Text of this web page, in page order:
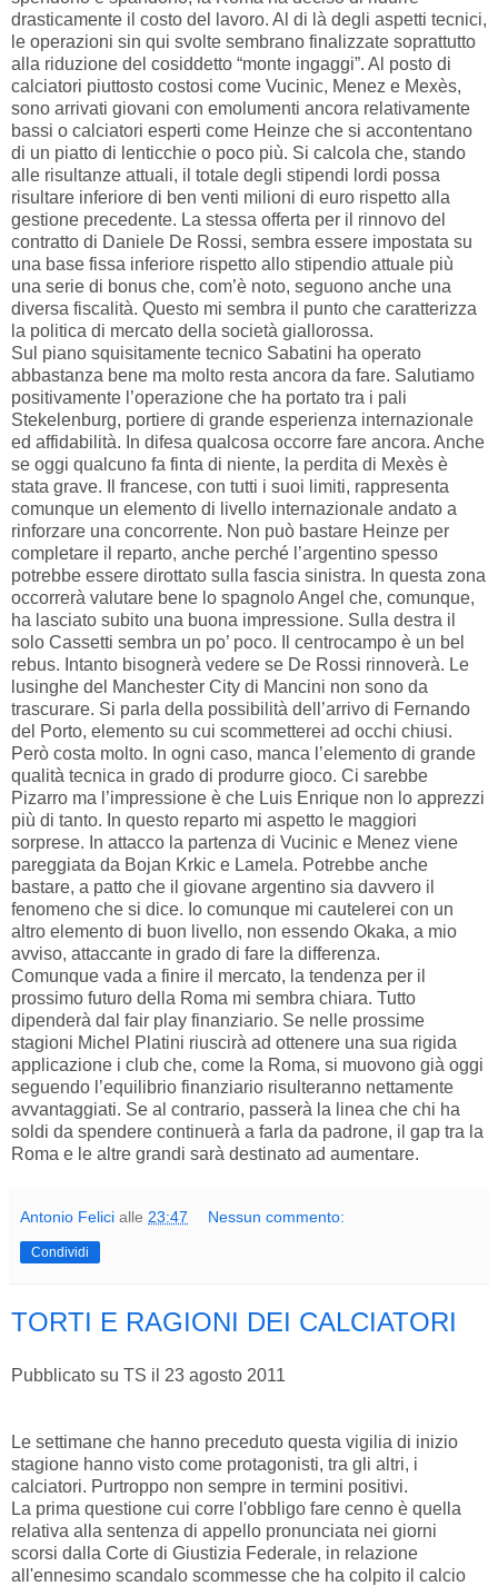
drasticamente il costo del lavoro. Al di là degli aspetti tecnici,
le operazioni sin qui svolte sembrano finalizzate soprattutto
alla riduzione del cosiddetto “monte ingaggi”. Al posto di
calciatori piuttosto costosi come Vucinic, Menez e Mexès,
sono arrivati giovani con emolumenti ancora relativamente
bassi o calciatori esperti come Heinze che si accontentano
di un piatto di lenticchie o poco più. Si calcola che, stando
alle risultanze attuali, il totale degli stipendi lordi possa
risultare inferiore di ben venti milioni di euro rispetto alla
gestione precedente. La stessa offerta per il rinnovo del
contratto di Daniele De Rossi, sembra essere impostata su
una base fissa inferiore rispetto allo stipendio attuale più
una serie di bonus che, com’è noto, seguono anche una
diversa fiscalità. Questo mi sembra il punto che caratterizza
la politica di mercato della società giallorossa.
Sul piano squisitamente tecnico Sabatini ha operato
abbastanza bene ma molto resta ancora da fare. Salutiamo
positivamente l’operazione che ha portato tra i pali
Stekelenburg, portiere di grande esperienza internazionale
ed affidabilità. In difesa qualcosa occorre fare ancora. Anche
se oggi qualcuno fa finta di niente, la perdita di Mexès è
stata grave. Il francese, con tutti i suoi limiti, rappresenta
comunque un elemento di livello internazionale andato a
rinforzare una concorrente. Non può bastare Heinze per
completare il reparto, anche perché l’argentino spesso
potrebbe essere dirottato sulla fascia sinistra. In questa zona
occorrerà valutare bene lo spagnolo Angel che, comunque,
ha lasciato subito una buona impressione. Sulla destra il
solo Cassetti sembra un po’ poco. Il centrocampo è un bel
rebus. Intanto bisognerà vedere se De Rossi rinnoverà. Le
lusinghe del Manchester City di Mancini non sono da
trascurare. Si parla della possibilità dell’arrivo di Fernando
del Porto, elemento su cui scommetterei ad occhi chiusi.
Però costa molto. In ogni caso, manca l’elemento di grande
qualità tecnica in grado di produrre gioco. Ci sarebbe
Pizarro ma l’impressione è che Luis Enrique non lo apprezzi
più di tanto. In questo reparto mi aspetto le maggiori
sorprese. In attacco la partenza di Vucinic e Menez viene
pareggiata da Bojan Krkic e Lamela. Potrebbe anche
bastare, a patto che il giovane argentino sia davvero il
fenomeno che si dice. Io comunque mi cautelerei con un
altro elemento di buon livello, non essendo Okaka, a mio
avviso, attaccante in grado di fare la differenza.
Comunque vada a finire il mercato, la tendenza per il
prossimo futuro della Roma mi sembra chiara. Tutto
dipenderà dal fair play finanziario. Se nelle prossime
stagioni Michel Platini riuscirà ad ottenere una sua rigida
applicazione i club che, come la Roma, si muovono già oggi
seguendo l’equilibrio finanziario risulteranno nettamente
avvantaggiati. Se al contrario, passerà la linea che chi ha
soldi da spendere continuerà a farla da padrone, il gap tra la
Roma e le altre grandi sarà destinato ad aumentare.
Antonio Felici alle 23:47 Nessun commento:
Condividi
TORTI E RAGIONI DEI CALCIATORI
Pubblicato su TS il 23 agosto 2011
Le settimane che hanno preceduto questa vigilia di inizio
stagione hanno visto come protagonisti, tra gli altri, i
calciatori. Purtroppo non sempre in termini positivi.
La prima questione cui corre l'obbligo fare cenno è quella
relativa alla sentenza di appello pronunciata nei giorni
scorsi dalla Corte di Giustizia Federale, in relazione
all'ennesimo scandalo scommesse che ha colpito il calcio